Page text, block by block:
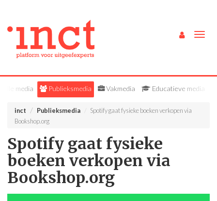
Alle media Publieksmedia Vakmedia Educatieve media
inct Publieksmedia
Spotify gaat fysieke boeken verkopen via
Bookshop.org
Spotify gaat fysieke
boeken verkopen via
Bookshop.org